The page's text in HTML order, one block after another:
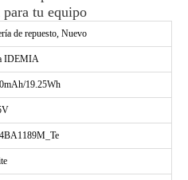
tu equipo
de repuesto, Nuevo
IDEMIA
19.25Wh